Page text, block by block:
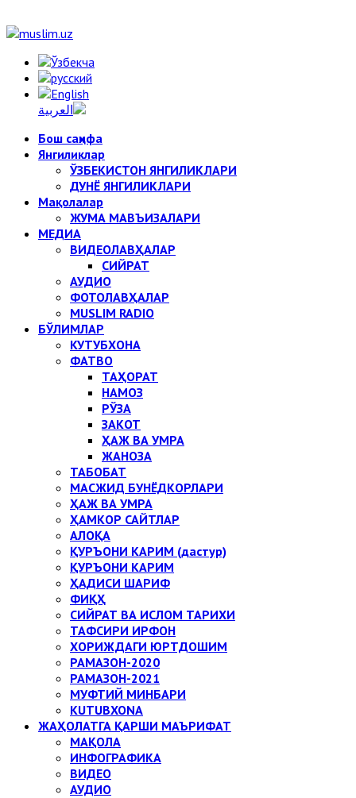
Бош саҳифа
Янгиликлар
ЎЗБЕКИСТОН ЯНГИЛИКЛАРИ
ДУНЁ ЯНГИЛИКЛАРИ
Мақолалар
ЖУМА МАВЪИЗАЛАРИ
МЕДИА
ВИДЕОЛАВҲАЛАР
СИЙРАТ
АУДИО
ФОТОЛАВҲАЛАР
MUSLIM RADIO
БЎЛИМЛАР
КУТУБХОНА
ФАТВО
ТАҲОРАТ
НАМОЗ
РЎЗА
ЗАКОТ
ҲАЖ ВА УМРА
ЖАНОЗА
ТАБОБАТ
МАСЖИД БУНЁДКОРЛАРИ
ҲАЖ ВА УМРА
ҲАМКОР САЙТЛАР
АЛОҚА
ҚУРЪОНИ КАРИМ (дастур)
ҚУРЪОНИ КАРИМ
ҲАДИСИ ШАРИФ
ФИҚҲ
СИЙРАТ ВА ИСЛОМ ТАРИХИ
ТАФСИРИ ИРФОН
ХОРИЖДАГИ ЮРТДОШИМ
РАМАЗОН-2020
РАМАЗОН-2021
МУФТИЙ МИНБАРИ
KUTUBXONA
ЖАҲОЛАТГА ҚАРШИ МАЪРИФАТ
МАҚОЛА
ИНФОГРАФИКА
ВИДЕО
АУДИО